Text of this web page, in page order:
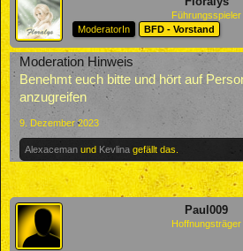
Führungsspieler
ModeratorIn
BFD - Vorstand
Moderation Hinweis
Benehmt euch bitte und hört auf
anzugreifen
9. Dezember 2023
Alexaceman und Kevlina gefällt das.
Paul009
Hoffnungsträger